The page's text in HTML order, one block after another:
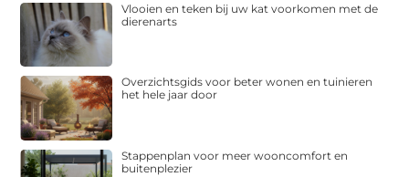
Vlooien en teken bij uw kat voorkomen met de
dierenarts
Overzichtsgids voor beter wonen en tuinieren
het hele jaar door
Stappenplan voor meer wooncomfort en
buitenplezier